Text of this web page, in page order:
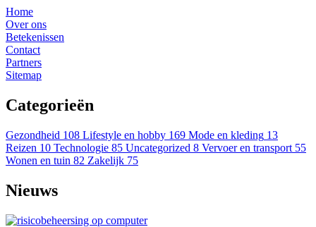
Home
Over ons
Betekenissen
Contact
Partners
Sitemap
Categorieën
Gezondheid 108 Lifestyle en hobby 169 Mode en kleding 13
Reizen 10 Technologie 85 Uncategorized 8 Vervoer en transport 55
Wonen en tuin 82 Zakelijk 75
Nieuws